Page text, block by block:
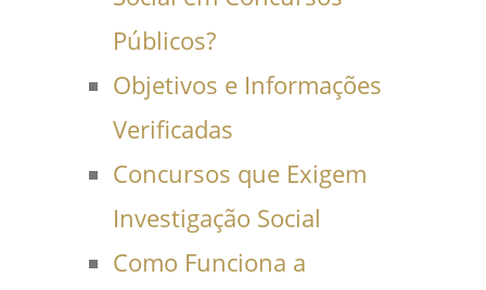
Públicos?
Objetivos e Informações
Verificadas
Concursos que Exigem
Investigação Social
Como Funciona a